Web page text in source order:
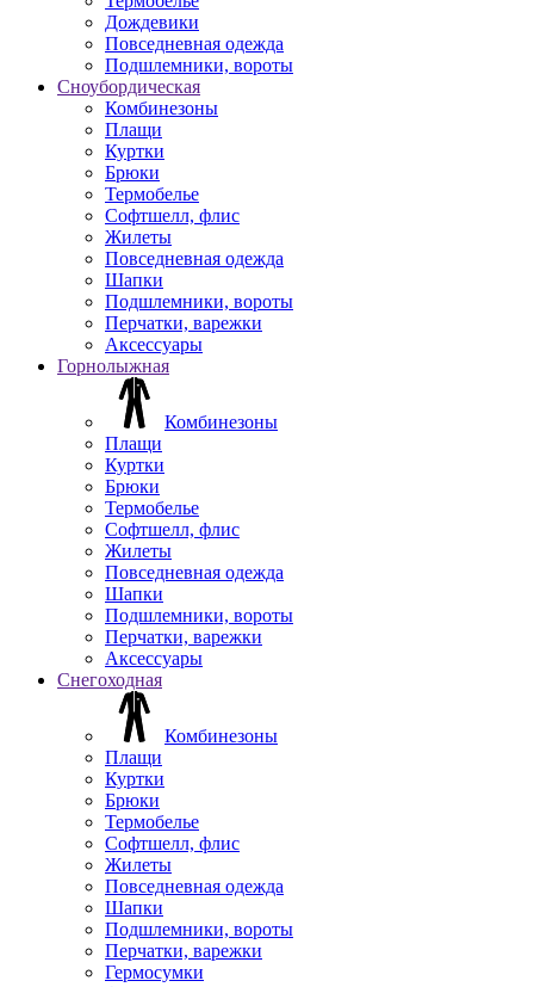
Дождевики
Повседневная одежда
Подшлемники, вороты
Сноубордическая
Комбинезоны
Плащи
Куртки
Брюки
Термобелье
Софтшелл, флис
Жилеты
Повседневная одежда
Шапки
Подшлемники, вороты
Перчатки, варежки
Аксессуары
Горнолыжная
Комбинезоны
Плащи
Куртки
Брюки
Термобелье
Софтшелл, флис
Жилеты
Повседневная одежда
Шапки
Подшлемники, вороты
Перчатки, варежки
Аксессуары
Снегоходная
Комбинезоны
Плащи
Куртки
Брюки
Термобелье
Софтшелл, флис
Жилеты
Повседневная одежда
Шапки
Подшлемники, вороты
Перчатки, варежки
Гермосумки